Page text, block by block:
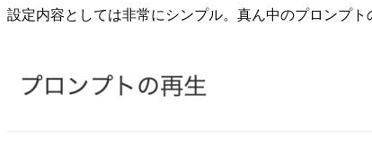
設定内容としては非常にシンプル。真ん中のプロンプト